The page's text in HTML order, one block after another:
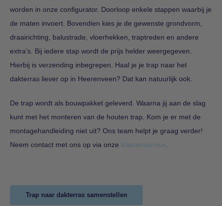
worden in onze configurator. Doorloop enkele stappen waarbij je
de maten invoert. Bovendien kies je de gewenste grondvorm,
draairichting, balustrade, vloerhekken, traptreden en andere
extra’s. Bij iedere stap wordt de prijs helder weergegeven.
Hierbij is verzending inbegrepen. Haal je je trap naar het
dakterras liever op in Heerenveen? Dat kan natuurlijk ook.
De trap wordt als bouwpakket geleverd. Waarna jij aan de slag
kunt met het monteren van de houten trap. Kom je er met de
montagehandleiding niet uit? Ons team helpt je graag verder!
Neem contact met ons op via onze klantenservice
Trap naar dakterras samenstellen